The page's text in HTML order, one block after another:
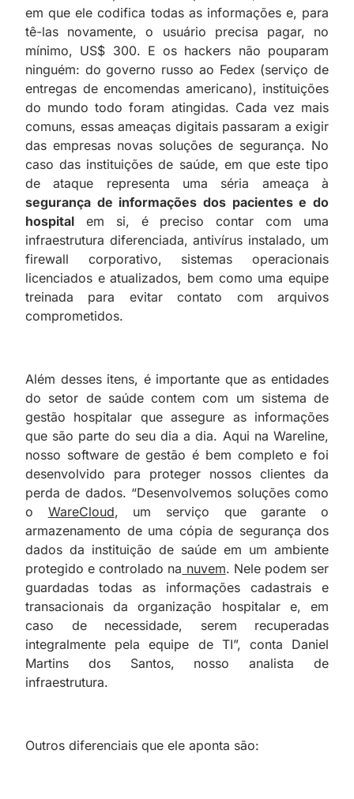
em que ele codifica todas as informações e, para
tê-las novamente, o usuário precisa pagar, no
mínimo, US$ 300. E os hackers não pouparam
ninguém: do governo russo ao Fedex (serviço de
entregas de encomendas americano), instituições
do mundo todo foram atingidas. Cada vez mais
comuns, essas ameaças digitais passaram a exigir
das empresas novas soluções de segurança. No
caso das instituições de saúde, em que este tipo
de ataque representa uma séria ameaça à
segurança de informações dos pacientes e do
hospital em si, é preciso contar com uma
infraestrutura diferenciada, antivírus instalado, um
firewall corporativo, sistemas operacionais
licenciados e atualizados, bem como uma equipe
treinada para evitar contato com arquivos
comprometidos.
Além desses itens, é importante que as entidades
do setor de saúde contem com um sistema de
gestão hospitalar que assegure as informações
que são parte do seu dia a dia. Aqui na Wareline,
nosso software de gestão é bem completo e foi
desenvolvido para proteger nossos clientes da
perda de dados. “Desenvolvemos soluções como
o WareCloud, um serviço que garante o
armazenamento de uma cópia de segurança dos
dados da instituição de saúde em um ambiente
protegido e controlado na nuvem. Nele podem ser
guardadas todas as informações cadastrais e
transacionais da organização hospitalar e, em
caso de necessidade, serem recuperadas
integralmente pela equipe de TI”, conta
Daniel
Martins dos Santos, nosso analista de
infraestrutura.
Outros diferenciais que ele aponta são: